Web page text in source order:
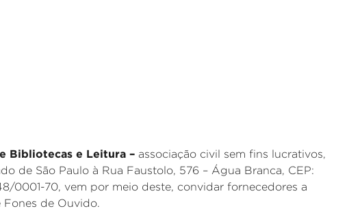
Bibliotecas e Leitura – associação civil sem fins lucrativos,
de São Paulo à Rua Faustolo, 576 – Água Branca, CEP:
0001-70, vem por meio deste, convidar fornecedores a
de Ouvido.